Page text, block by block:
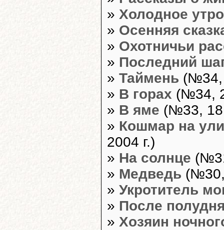
» Холодное утро
» Осенняя
» Охотничьи
» Последний
» Таймень (№34,
» В горах (№34,
» В яме (№33, 18
» Кошмар на
2004 г.)
» На солнце
» Медведь (№30,
» Укротитель
» После
» Хозяин